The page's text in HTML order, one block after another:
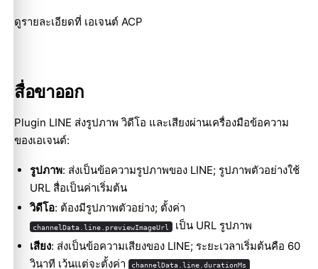
ดูรายละเอียดที่ เอเจนต์ ACP
สื่อขาออก
Plugin LINE ส่งรูปภาพ วิดีโอ และเสียงผ่านเครื่องมือข้อความ
ของเอเจนต์:
รูปภาพ: ส่งเป็นข้อความรูปภาพของ LINE; รูปภาพตัวอย่างใช้
URL สื่อเป็นค่าเริ่มต้น
วิดีโอ: ต้องมีรูปภาพตัวอย่าง; ตั้งค่า
channelData.line.previewImageUrl
เป็น URL รูปภาพ
เสียง: ส่งเป็นข้อความเสียงของ LINE; ระยะเวลาเริ่มต้นคือ 60
วินาที เว้นแต่จะตั้งค่า
channelData.line.durationMs